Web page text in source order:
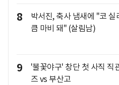
8
박서진, 축사 냄새에 "코 실
큼 마비 돼" (살림남)
9
'불꽃야구' 창단 첫 사직 직
즈 vs 부산고